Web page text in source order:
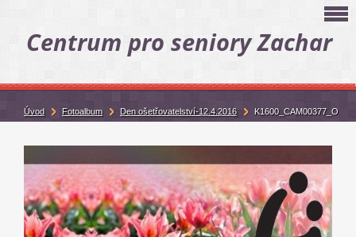
Centrum pro seniory Zachar
Úvod Fotoalbum Den ošetřovatelství-12.4.2016 K1600_CAM00377_O